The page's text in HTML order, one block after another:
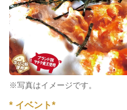
※写真はイメージです。
* イベント*